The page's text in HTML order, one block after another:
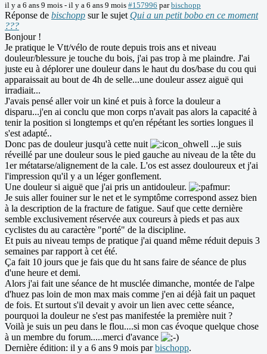
il y a 6 ans 9 mois - il y a 6 ans 9 mois #157996 parbischopp
Réponse de bischopp sur le sujet Qui a un petit bobo en ce moment
???
Bonjour !
Je pratique le Vtt/vélo de route depuis trois ans et niveau
douleur/blessure je touche du bois, j'ai pas trop à me plaindre. J'ai
juste eu à déplorer une douleur dans le haut du dos/base du cou qui
apparaissait au bout de 4h de selle...une douleur assez aiguë qui
irradiait...
J'avais pensé aller voir un kiné et puis à force la douleur a
disparu...j'en ai conclu que mon corps n'avait pas alors la capacité à
tenir la position si longtemps et qu'en répétant les sorties longues il
s'est adapté..
Donc pas de douleur jusqu'à cette nuit
...je suis
réveillé par une douleur sous le pied gauche au niveau de la tête du
1er métatarse/alignement de la cale. L'os est assez douloureux et j'ai
l'impression qu'il y a un léger gonflement.
Une douleur si aiguë que j'ai pris un antidouleur.
Je suis aller fouiner sur le net et le symptôme correspond assez bien
à la description de la fracture de fatigue. Sauf que cette dernière
semble exclusivement réservée aux coureurs à pieds et pas aux
cyclistes du au caractère "porté" de la discipline.
Et puis au niveau temps de pratique j'ai quand même réduit depuis 3
semaines par rapport à cet été.
Ça fait 10 jours que je fais que du ht sans faire de séance de plus
d'une heure et demi.
Alors j'ai fait une séance de ht musclée dimanche, montée de l'alpe
d'huez pas loin de mon max mais comme j'en ai déjà fait un paquet
de fois. Et surtout s'il devait y avoir un lien avec cette séance,
pourquoi la douleur ne s'est pas manifestée la première nuit ?
Voilà je suis un peu dans le flou....si mon cas évoque quelque chose
à un membre du forum.....merci d'avance
Dernière édition: il y a 6 ans 9 mois parbischopp.